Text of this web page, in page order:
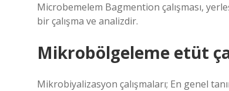
Microbemelem Bagmention çalışması,
bir çalışma ve analizdir.
Mikrobölgeleme etüt
Mikrobiyalizasyon çalışmaları; En genel